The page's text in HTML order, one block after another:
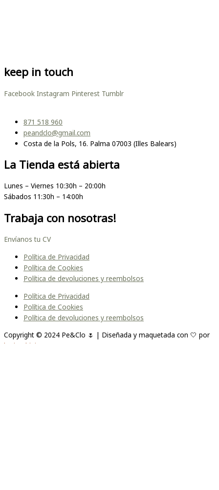
keep in touch
Facebook Instagram Pinterest Tumblr
871 518 960
peandclo@gmail.com
Costa de la Pols, 16. Palma 07003 (Illes Balears)
La Tienda está abierta
Lunes – Viernes 10:30h – 20:00h
Sábados 11:30h – 14:00h
Trabaja con nosotras!
Envíanos tu CV
Política de Privacidad
Política de Cookies
Política de devoluciones y reembolsos
Política de Privacidad
Política de Cookies
Política de devoluciones y reembolsos
Copyright © 2024 Pe&Clo 🌷 | Diseñada y maquetada con 🤍 por
lopipedrini